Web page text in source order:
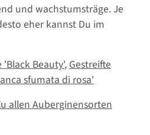
und wachstumsträge. Je
eher kannst Du im
'Black Beauty',Gestreifte
sfumata di rosa'
allen Auberginensorten